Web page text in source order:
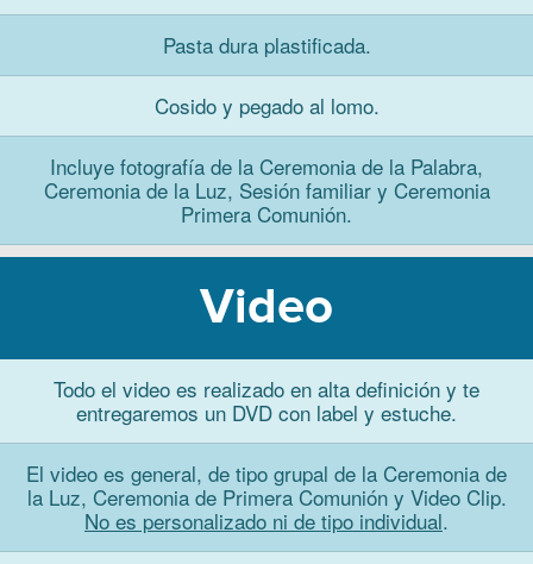
Pasta dura plastificada.
Cosido y pegado al lomo.
Incluye fotografía de la Ceremonia de la Palabra,
Ceremonia de la Luz, Sesión familiar y Ceremonia
Primera Comunión.
Video
Todo el video es realizado en alta definición y te
entregaremos un DVD con label y estuche.
El video es general, de tipo grupal de la Ceremonia de
la Luz, Ceremonia de Primera Comunión y Video Clip.
No es personalizado ni de tipo individual.